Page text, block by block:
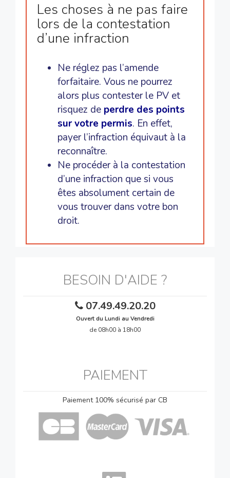
Les choses à ne pas faire
lors de la contestation
d’une infraction
Ne réglez pas l’amende
forfaitaire. Vous ne pourrez
alors plus contester le PV et
risquez de perdre des points
sur votre permis. En effet,
payer l’infraction équivaut à la
reconnaître.
Ne procéder à la contestation
d’une infraction que si vous
êtes absolument certain de
vous trouver dans votre bon
droit.
BESOIN D'AIDE ?
07.49.49.20.20
Ouvert du Lundi au Vendredi
de 08h00 à 18h00
PAIEMENT
Paiement 100% sécurisé par CB